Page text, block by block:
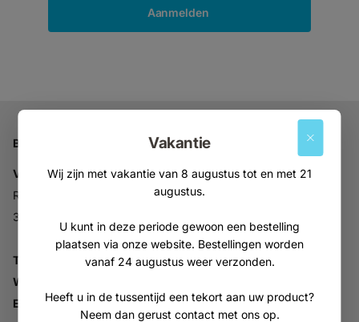
Vakantie
Wij zijn met vakantie van 8 augustus tot en met 21
augustus.
U kunt in deze periode gewoon een bestelling
plaatsen via onze website. Bestellingen worden
vanaf 24 augustus weer verzonden.
Heeft u in de tussentijd een tekort aan uw product?
Neem dan gerust contact met ons op.
Aanmelden
Bedrijfsgegevens
Vitabron
Ravelijn 52
3905NV Veenendaal
Tel:
+31 (0)318 553946
Whatsapp:
Email: info@vitabron.nl